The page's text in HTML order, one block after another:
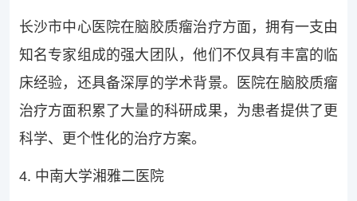
长沙市中心医院在脑胶质瘤治疗方面，拥有一支由
知名专家组成的强大团队，他们不仅具有丰富的临
床经验，还具备深厚的学术背景。医院在脑胶质瘤
治疗方面积累了大量的科研成果，为患者提供了更
科学、更个性化的治疗方案。
4. 中南大学湘雅二医院